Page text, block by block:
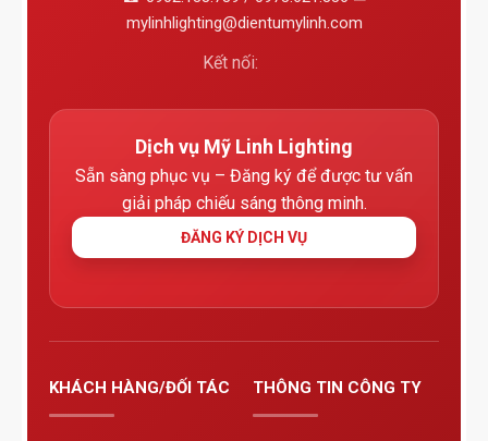
mylinhlighting@dientumylinh.com
Kết nối:
Dịch vụ Mỹ Linh Lighting
Sẵn sàng phục vụ – Đăng ký để được tư vấn
giải pháp chiếu sáng thông minh.
ĐĂNG KÝ DỊCH VỤ
KHÁCH HÀNG/ĐỐI TÁC THÔNG TIN CÔNG TY